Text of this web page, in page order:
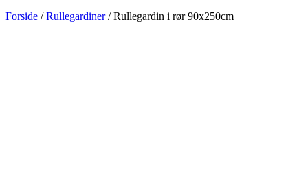
Forside /Rullegardiner/ Rullegardin i rør 90x250cm